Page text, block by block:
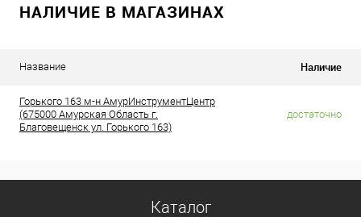
НАЛИЧИЕ В МАГАЗИНАХ
Название Наличие
Горького 163 м-н АмурИнструментЦентр
(675000 Амурская Область г.
Благовещенск ул. Горького 163)
достаточно
Каталог